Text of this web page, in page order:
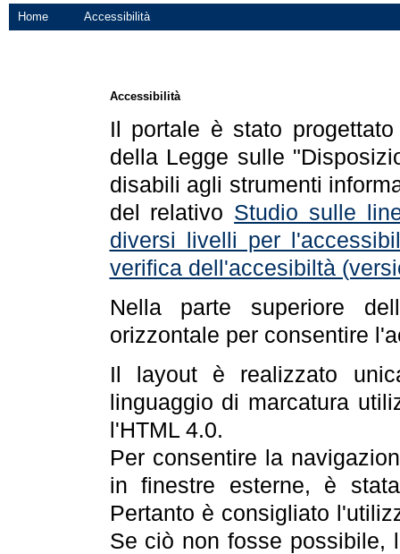
Home Accessibilità
Accessibilità
Il portale è stato
della Legge sulle
disabili agli strumenti
del relativo Studio sulle
diversi livelli per
verifica dell'accesibiltà
Nella parte superiore
orizzontale per consentire
Il layout è realizzato
linguaggio di marcatura
l'HTML 4.0.
Per consentire la
in finestre esterne, è
Pertanto è consigliato
Se ciò non fosse possibile,